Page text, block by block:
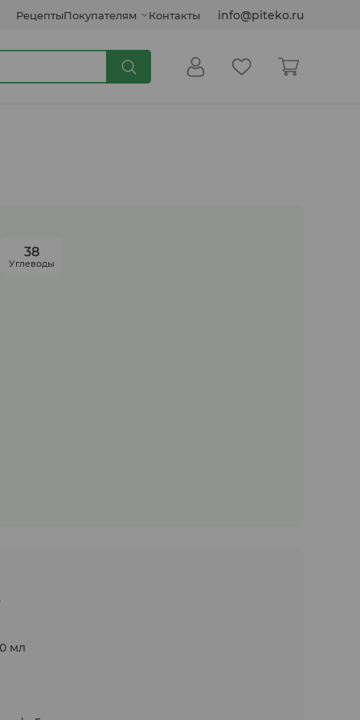
Инулин, клетчатка, семена
РецептыПокупателям Контакты info@piteko.ru
38
Углеводы
мл